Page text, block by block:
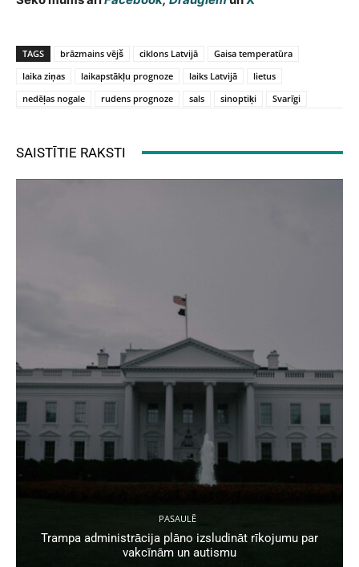
TAGS brāzmains vējš ciklons Latvijā
Gaisa temperatūra
laika ziņas
laikapstākļu prognoze laiks Latvijā
lietus
nedēļas nogale
rudens prognoze sals sinoptiķi Svarīgi
SAISTĪTIE RAKSTI
PASAULĒ
Trampa administrācija plāno izsludināt rīkojumu par
vakcīnām un autismu